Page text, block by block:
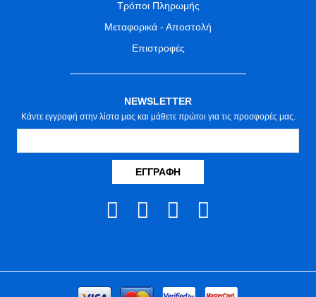
Τρόποι Πληρωμής
Μεταφορικά - Αποστολή
Επιστροφές
NEWSLETTER
Κάντε εγγραφή στην λίστα μας και μάθετε πρώτοι για τις προσφορές μας.
ΕΓΓΡΑΦΉ